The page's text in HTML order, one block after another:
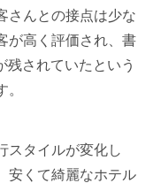
さんとの接点は少な
が高く評価され、書
残されていたという
スタイルが変化し
安くて綺麗なホテル